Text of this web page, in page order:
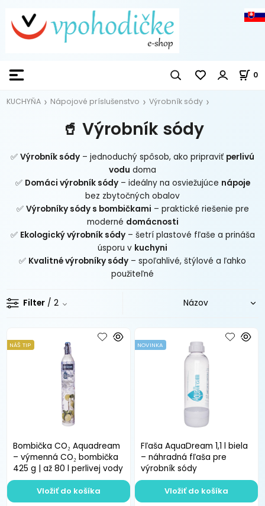
0
KUCHYŇA Nápojové príslušenstvo Výrobník sódy
🥤 Výrobník sódy
✅ Výrobník sódy – jednoduchý spôsob, ako pripraviť perlivú
vodu doma
✅ Domáci výrobník sódy– ideálny na osviežujúce nápoje
bez zbytočných obalov
✅ Výrobníky sódy s bombičkami – praktické riešenie pre
moderné domácnosti
✅ Ekologický výrobník sódy– šetrí plastové fľaše a prináša
úsporu v kuchyni
✅ Kvalitné výrobníky sódy – spoľahlivé, štýlové a ľahko
použiteľné
Filter / 2
Bombička CO₂ Aquadream
– výmenná CO₂ bombička
425 g | až 80 l perlivej vody
NÁŠ TIP
Vložiť do košíka
Fľaša AquaDream 1,1 l biela
– náhradná fľaša pre
výrobník sódy
NOVINKA
Vložiť do košíka